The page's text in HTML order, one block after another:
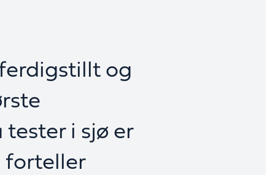
og
i sjø er
forteller